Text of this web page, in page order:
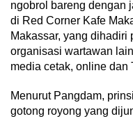
ngobrol bareng dengan
di Red Corner Kafe
Makassar, yang dihadiri
organisasi wartawan
media cetak, online dan
Menurut Pangdam,
gotong royong yang